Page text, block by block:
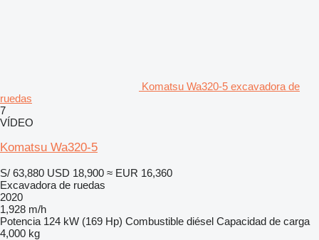
Komatsu Wa320-5 excavadora de
ruedas
7
VÍDEO
Komatsu Wa320-5
S/ 63,880 USD 18,900 ≈ EUR 16,360
Excavadora de ruedas
2020
1,928 m/h
Potencia 124 kW (169 Hp) Combustible diésel Capacidad de carga
4,000 kg